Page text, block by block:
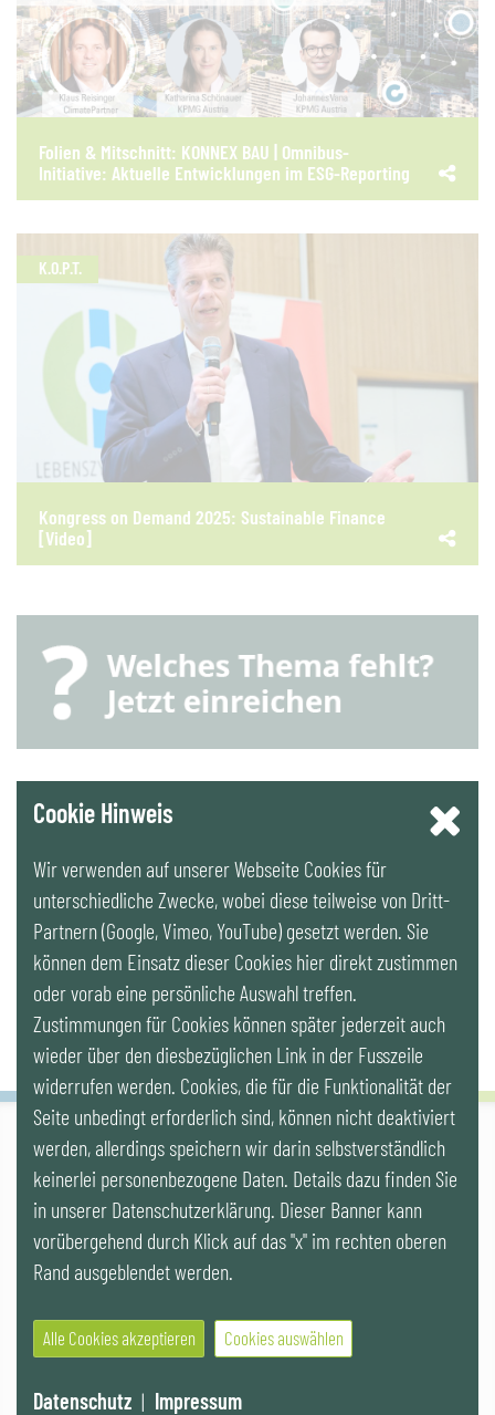
Folien & Mitschnitt: KONNEX BAU | Omnibus-
Initiative: Aktuelle Entwicklungen im ESG-Reporting
K.O.P.T.
Kongress on Demand 2025: Sustainable Finance
[Video]
YouTube
LinkedIn
Newsletter
IG LEBENSZYKLUS BAU
Wipplingerstr. 10/Top 9, Stoß im Himmel, A-1010 Wien
office@ig-lebenszyklus.at
Kontakt
Videos |Veranstaltungen
© 2021 IG LEBENSZYKLUS BAU
Website by SUNNY ROCKET MediaHouse
Cookie Hinweis
Wir verwenden auf unserer Webseite Cookies für
unterschiedliche Zwecke, wobei diese teilweise von Dritt-
Partnern (Google, Vimeo, YouTube) gesetzt werden. Sie
können dem Einsatz dieser Cookies hier direkt zustimmen
oder vorab eine persönliche Auswahl treffen.
Zustimmungen für Cookies können später jederzeit auch
wieder über den diesbezüglichen Link in der Fusszeile
widerrufen werden. Cookies, die für die Funktionalität der
Seite unbedingt erforderlich sind, können nicht deaktiviert
werden, allerdings speichern wir darin selbstverständlich
keinerlei personenbezogene Daten. Details dazu finden Sie
in unserer Datenschutzerklärung. Dieser Banner kann
vorübergehend durch Klick auf das "x" im rechten oberen
Rand ausgeblendet werden.
Alle Cookies akzeptieren Cookies auswählen
Datenschutz | Impressum